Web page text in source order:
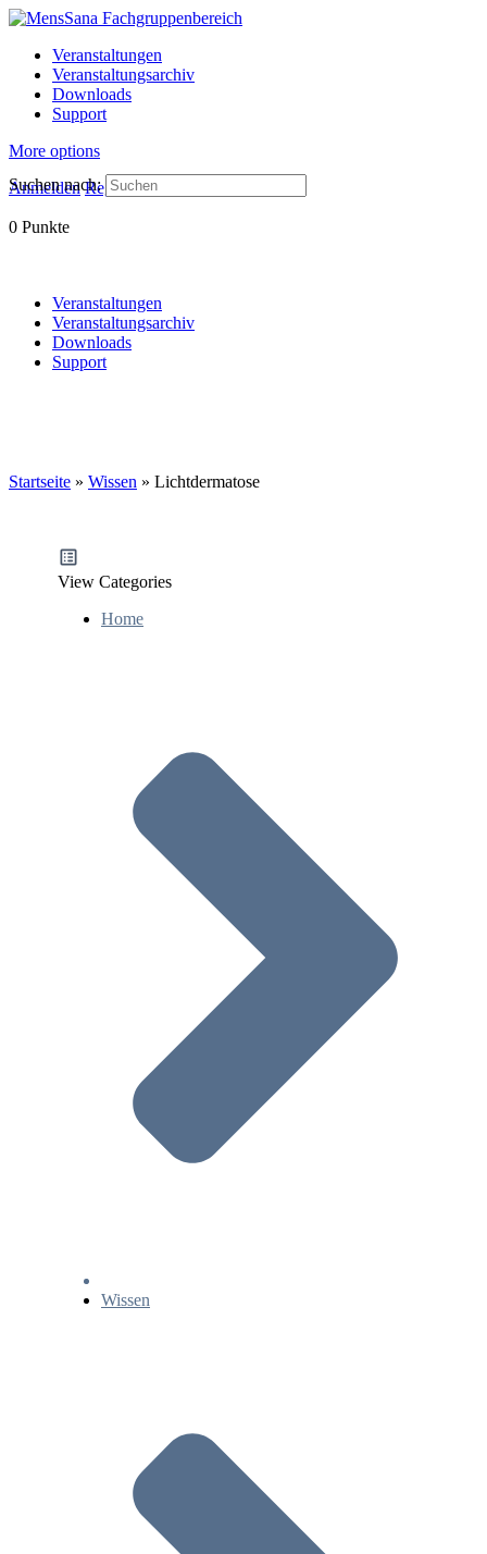
Veranstaltungen
Veranstaltungsarchiv
Downloads
Support
More options
Anmelden Registrieren
0 Punkte
Suchen nach:
Veranstaltungen
Veranstaltungsarchiv
Downloads
Support
Startseite » Wissen » Lichtdermatose
View Categories
Home
Wissen